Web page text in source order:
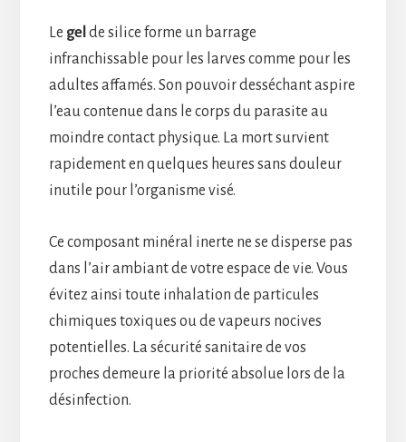
Le gel de silice forme un barrage
infranchissable pour les larves comme pour les
adultes affamés. Son pouvoir desséchant aspire
l’eau contenue dans le corps du parasite au
moindre contact physique. La mort survient
rapidement en quelques heures sans douleur
inutile pour l’organisme visé.
Ce composant minéral inerte ne se disperse pas
dans l’air ambiant de votre espace de vie. Vous
évitez ainsi toute inhalation de particules
chimiques toxiques ou de vapeurs nocives
potentielles. La sécurité sanitaire de vos
proches demeure la priorité absolue lors de la
désinfection.